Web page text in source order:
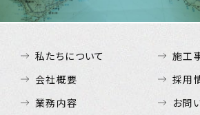
私たちについて
施工
会社概要
採用
業務内容
お問